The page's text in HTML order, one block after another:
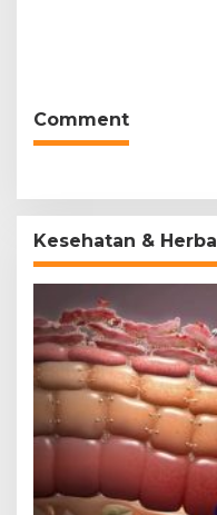
Comment
Kesehatan & Herbal